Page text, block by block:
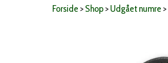
Forside >Shop>Udgået numre >